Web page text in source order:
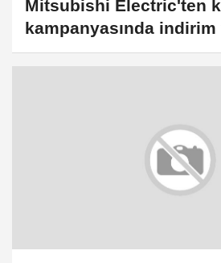
Mitsubishi Electric'ten
kampanyasında
fırsatı